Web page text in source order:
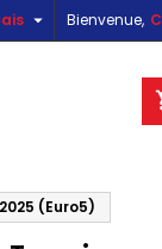
Bienvenue,

(Euro5)